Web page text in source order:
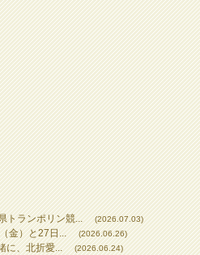
トランポリン競... (2026.07.03)
金）と27日... (2026.06.26)
に、北折愛... (2026.06.24)